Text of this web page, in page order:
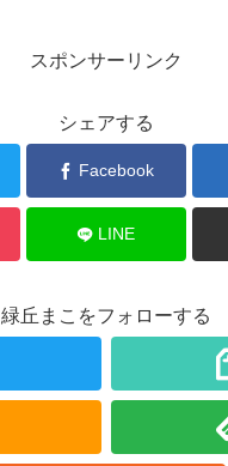
スポンサーリンク
シェアする
Facebook
LINE
緑丘まこをフォローする